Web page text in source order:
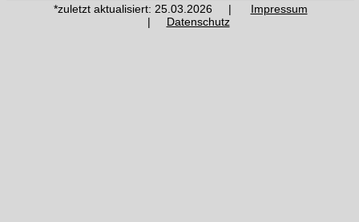
*zuletzt aktualisiert: 25.03.2026 | Impressum
| Datenschutz